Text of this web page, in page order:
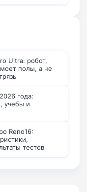
Ultra: робот,
полы, а не
года:
учебы и
Reno16:
тестов